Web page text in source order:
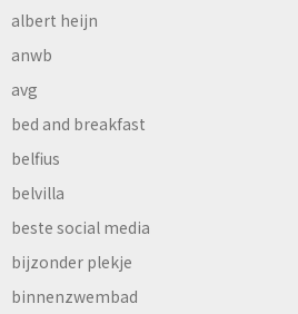
albert heijn
anwb
avg
bed and breakfast
belfius
belvilla
beste social media
bijzonder plekje
binnenzwembad